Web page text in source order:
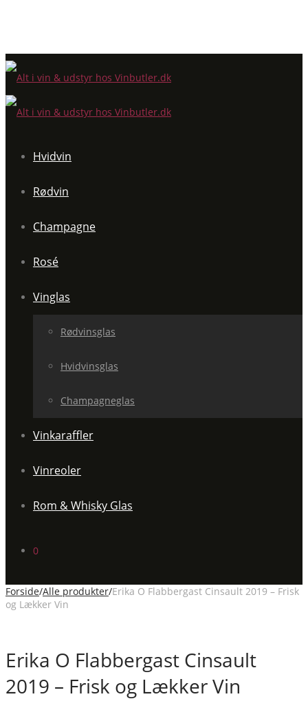
Hvidvin
Rødvin
Champagne
Rosé
Vinglas
Rødvinsglas
Hvidvinsglas
Champagneglas
Vinkaraffler
Vinreoler
Rom & Whisky Glas
0
Forside/Alle produkter/Erika O Flabbergast Cinsault 2019 – Frisk
og Lækker Vin
Erika O Flabbergast Cinsault
2019 – Frisk og Lækker Vin